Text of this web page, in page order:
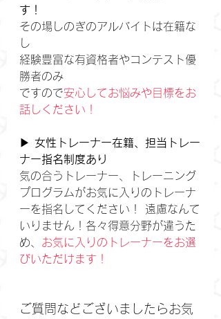
す！
その場しのぎのアルバイトは在籍な
し
経験豊富な有資格者やコンテスト優
勝者のみ
ですので安心してお悩みや目標をお
話しください！
▶ 女性トレーナー在籍、担当トレー
ナー指名制度あり
気の合うトレーナー、トレーニング
プログラムがお気に入りのトレーナ
ーを指名してください！ 遠慮なんて
いりません！各々得意分野が違うた
め、 お気に入りのトレーナーをお選
びいただけます！
ご質問などございましたらお気